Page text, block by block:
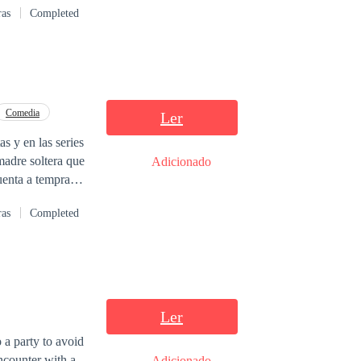
como el
Completed
Comedia
y en las series
soltera que
a temprana
jefe, y peor
Completed
Ler
Adicionado
a party to avoid
Ler